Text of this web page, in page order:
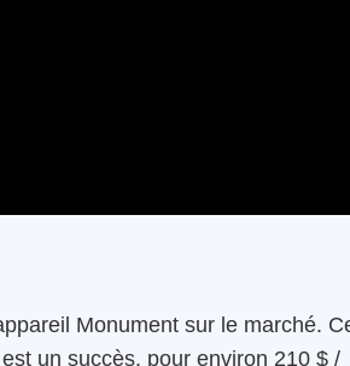
Monument sur le marché.
un succès, pour environ 210 $ /